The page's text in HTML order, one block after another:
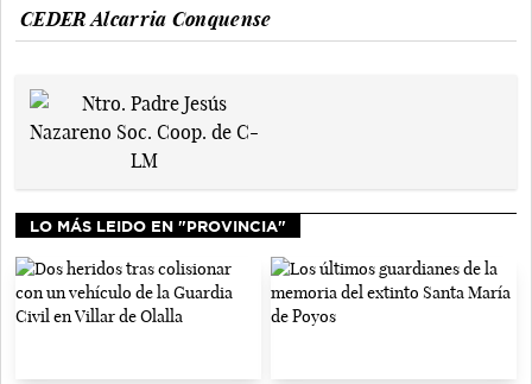
CEDER Alcarria Conquense
LO MÁS LEIDO EN "PROVINCIA"